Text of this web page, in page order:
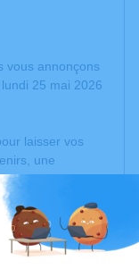
vous annonçons
25 mai 2026
laisser vos
une
des poèmes
dédié à
estdisponible